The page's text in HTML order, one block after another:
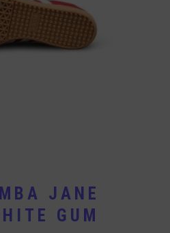
JANE
GUM